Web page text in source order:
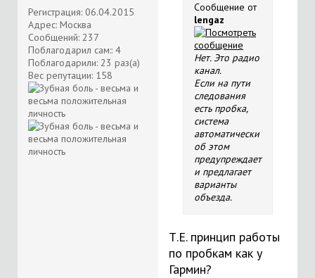
Регистрация: 06.04.2015
Адрес: Москва
Сообщений: 237
Поблагодарил сам:: 4
Поблагодарили: 23 раз(а)
Вес репутации: 158
Сообщение от
lengaz
Нет. Это радио
канал.
Если на пути
следования
есть пробка,
система
автоматически
об этом
предупреждает
и предлагает
варианты
объезда.
Т.Е. принцип работы
по пробкам как у
Гармин?